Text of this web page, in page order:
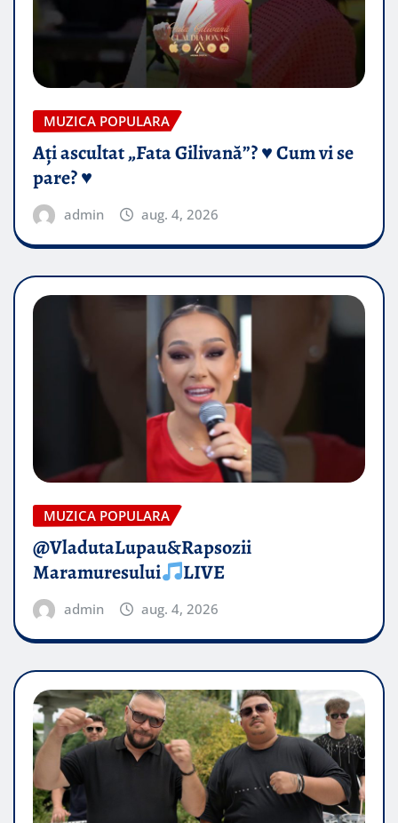
MUZICA POPULARA
Ați ascultat „Fata Gilivană”? ♥️ Cum vi se
pare? ♥️
admin aug. 4, 2026
MUZICA POPULARA
@VladutaLupau&Rapsozii
Maramuresului
LIVE
admin aug. 4, 2026